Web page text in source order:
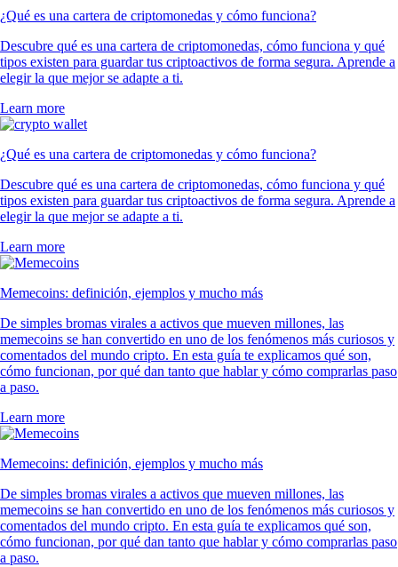
¿Qué es una cartera de criptomonedas y cómo funciona?
Descubre qué es una cartera de criptomonedas, cómo funciona y qué
tipos existen para guardar tus criptoactivos de forma segura. Aprende a
elegir la que mejor se adapte a ti.
Learn more
¿Qué es una cartera de criptomonedas y cómo funciona?
Descubre qué es una cartera de criptomonedas, cómo funciona y qué
tipos existen para guardar tus criptoactivos de forma segura. Aprende a
elegir la que mejor se adapte a ti.
Learn more
Memecoins: definición, ejemplos y mucho más
De simples bromas virales a activos que mueven millones, las
memecoins se han convertido en uno de los fenómenos más curiosos y
comentados del mundo cripto. En esta guía te explicamos qué son,
cómo funcionan, por qué dan tanto que hablar y cómo comprarlas paso
a paso.
Learn more
Memecoins: definición, ejemplos y mucho más
De simples bromas virales a activos que mueven millones, las
memecoins se han convertido en uno de los fenómenos más curiosos y
comentados del mundo cripto. En esta guía te explicamos qué son,
cómo funcionan, por qué dan tanto que hablar y cómo comprarlas paso
a paso.